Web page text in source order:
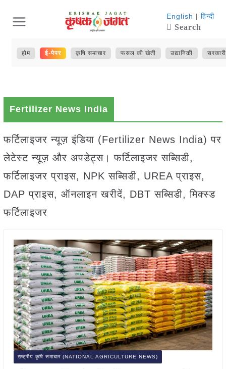
content
English | हिन्दी
Search
होम ई-पेपर कृषि समाचार फसल की खेती उद्यानिकी
Fertilizer News India
फर्टिलाइजर न्यूज़ इंडिया (Fertilizer News India) पर
लेटेस्ट न्यूज़ और अपडेट्स। फर्टिलाइजर सब्सिडी,
फर्टिलाइजर प्राइस, NPK सब्सिडी, UREA प्राइस,
DAP प्राइस, ऑनलाइन खरीदें, DBT सब्सिडी, मिक्स्ड
फर्टिलाइजर
राष्ट्रीय कृषि समाचार (NATIONAL AGRICULTURE NEWS)